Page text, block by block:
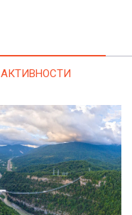
АКТИВНОСТИ